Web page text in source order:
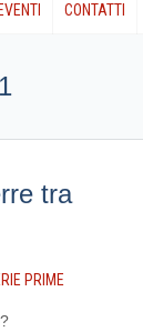
CONTATTI
tra
PRIME